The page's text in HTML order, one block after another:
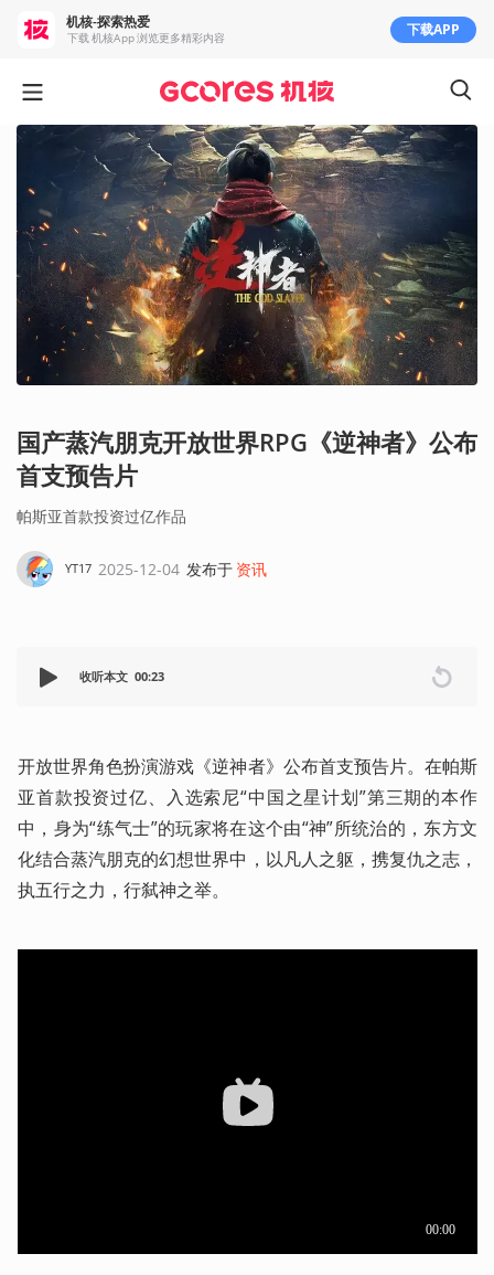
国产蒸汽朋克开放世界RPG《逆神者》公布
首支预告片
帕斯亚首款投资过亿作品
YT17 2025-12-04 发布于 资讯
收听本文 00:23
开放世界角色扮演游戏《逆神者》公布首支预告片。在帕斯
亚首款投资过亿、入选索尼“中国之星计划”第三期的本作
中，身为“练气士”的玩家将在这个由“神”所统治的，东方文
化结合蒸汽朋克的幻想世界中，以凡人之躯，携复仇之志，
执五行之力，行弑神之举。
机核-探索热爱
下载 机核App 浏览更多精彩内容 下载APP